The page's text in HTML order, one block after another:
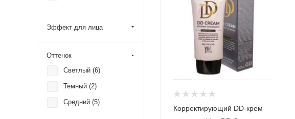
Корректирующий DD-крем
Эффект для лица
Оттенок
Светлый (6)
Темный (2)
Средний (5)